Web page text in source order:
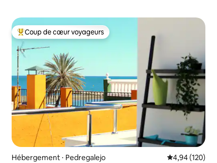
Coups de cœur voyageurs les plus appréciés
Coup de cœur voyageurs
Hébergement ⋅ Pedregalejo Évaluation
4,94 (120)